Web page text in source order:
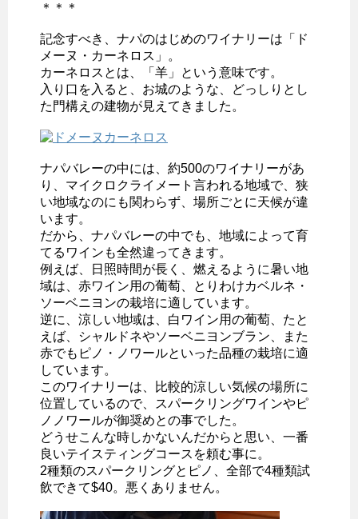
＊＊＊
記念すべき、ナパのはじめのワイナリーは「ド
メーヌ・カーネロス」。
カーネロスとは、「羊」という意味です。
入り口を入ると、お城のような、どっしりとし
た門構えの建物が見えてきました。
ナパバレーの中には、約500のワイナリーがあ
り、マイクロクライメート言われる地域で、狭
い地域なのにも関わらず、場所ごとに天候が違
います。
だから、ナパバレーの中でも、地域によって育
てるワインも全然違ってきます。
例えば、日照時間が長く、燃えるように暑い地
域は、赤ワイン用の葡萄、とりわけカベルネ・
ソーベニヨンの栽培に適しています。
逆に、涼しい地域は、白ワイン用の葡萄、たと
えば、シャルドネやソーベニヨンブラン、また
赤でもピノ・ノワールといった品種の栽培に適
しています。
このワイナリーは、比較的涼しい気候の場所に
位置しているので、スパークリングワインやピ
ノノワールが御奨めとの事でした。
どうせこんな時しかないんだからと思い、一番
良いテイスティングコースを頼む事に。
2種類のスパークリングとピノ、全部で4種類試
飲できて$40。悪くありません。